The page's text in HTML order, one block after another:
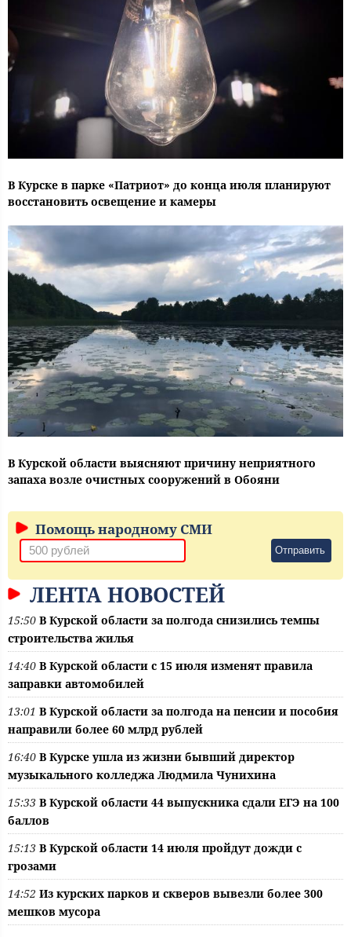
В Курске в парке «Патриот» до конца июля планируют
восстановить освещение и камеры
В Курской области выясняют причину неприятного
запаха возле очистных сооружений в Обояни
Помощь народному СМИ
Отправить
ЛЕНТА НОВОСТЕЙ
15:50 В Курской области за полгода снизились темпы
строительства жилья
14:40 В Курской области с 15 июля изменят правила
заправки автомобилей
13:01 В Курской области за полгода на пенсии и пособия
направили более 60 млрд рублей
16:40 В Курске ушла из жизни бывший директор
музыкального колледжа Людмила Чунихина
15:33 В Курской области 44 выпускника сдали ЕГЭ на 100
баллов
15:13 В Курской области 14 июля пройдут дожди с
грозами
14:52 Из курских парков и скверов вывезли более 300
мешков мусора